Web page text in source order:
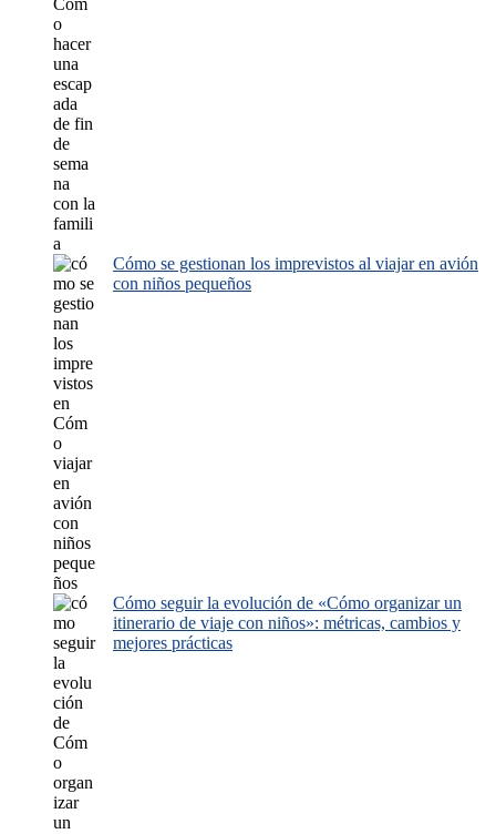
Cómo se gestionan los imprevistos al viajar en avión
con niños pequeños
Cómo seguir la evolución de «Cómo organizar un
itinerario de viaje con niños»: métricas, cambios y
mejores prácticas